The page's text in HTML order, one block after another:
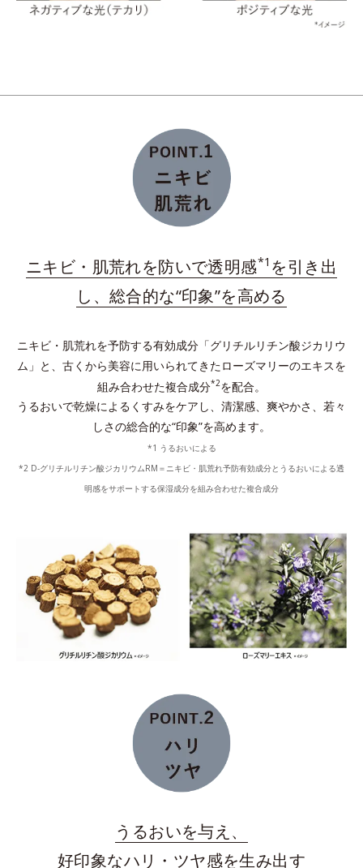
*うるおいキャッチ成分（塩化ジメチルジアリルアンモニウム・アクリルア
プラスに帯電したイオニックコラーゲン
*水溶性コラーゲン液（魚起源）＝保湿成分
ダブルプロテクトパウダーが肌上に均一に整列。長時
間うるおいを保持し、余分な皮脂を吸着し、テカリを
ニキビ・肌荒れを防いで透明感*1 を引き出
し、総合的な“印象”を高める
ニキビ・肌荒れを予防する有効成分「グリチルリチン酸ジカリウ
ム」と、古くから美容に用いられてきたローズマリーのエキスを
組み合わせた複合成分*2を配合。
うるおいで乾燥によるくすみをケアし、清潔感、爽やかさ、若々
しさの総合的な“印象”を高めます。
*1 うるおいによる
*2 D-グリチルリチン酸ジカリウムRM＝ニキビ・肌荒れ予防有効成分とうるおいによる透
明感をサポートする保湿成分を組み合わせた複合成分
うるおいを与え、
好印象なハリ・ツヤ感を生み出す